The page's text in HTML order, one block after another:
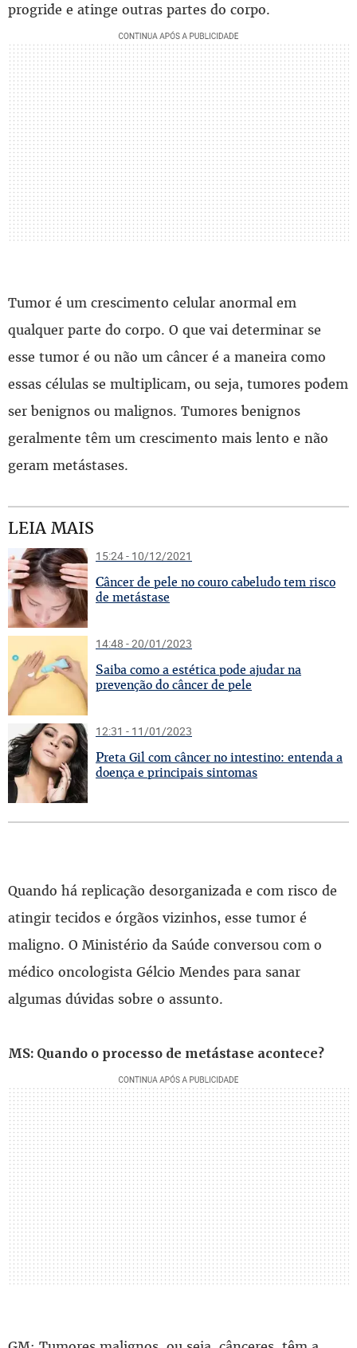
progride e atinge outras partes do corpo.
Tumor é um crescimento celular anormal em
qualquer parte do corpo. O que vai determinar se
esse tumor é ou não um câncer é a maneira como
essas células se multiplicam, ou seja, tumores podem
ser benignos ou malignos. Tumores benignos
geralmente têm um crescimento mais lento e não
geram metástases.
LEIA MAIS
15:24 - 10/12/2021
Câncer de pele no couro cabeludo tem risco
de metástase
14:48 - 20/01/2023
Saiba como a estética pode ajudar na
prevenção do câncer de pele
12:31 - 11/01/2023
Preta Gil com câncer no intestino: entenda a
doença e principais sintomas
Quando há replicação desorganizada e com risco de
atingir tecidos e órgãos vizinhos, esse tumor é
maligno. O Ministério da Saúde conversou com o
médico oncologista Gélcio Mendes para sanar
algumas dúvidas sobre o assunto.
MS: Quando o processo de metástase acontece?